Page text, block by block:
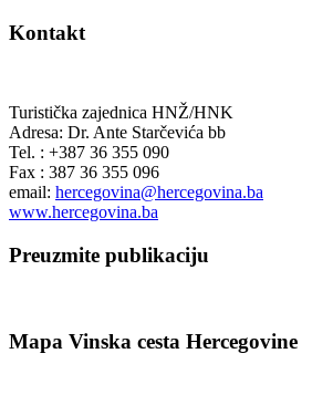
Kontakt
Turistička zajednica HNŽ/HNK
Adresa: Dr. Ante Starčevića bb
Tel. : +387 36 355 090
Fax : 387 36 355 096
email: hercegovina@hercegovina.ba
www.hercegovina.ba
Preuzmite publikaciju
Mapa Vinska cesta Hercegovine